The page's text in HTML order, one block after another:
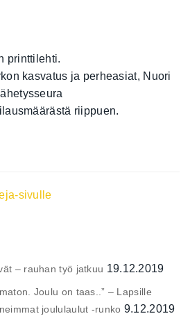
printtilehti.
kasvatus ja perheasiat, Nuori
riippuen.
sivulle
– rauhan työ jatkuu 19.12.2019
Joulu on taas..” – Lapsille
joululaulut -runko 9.12.2019